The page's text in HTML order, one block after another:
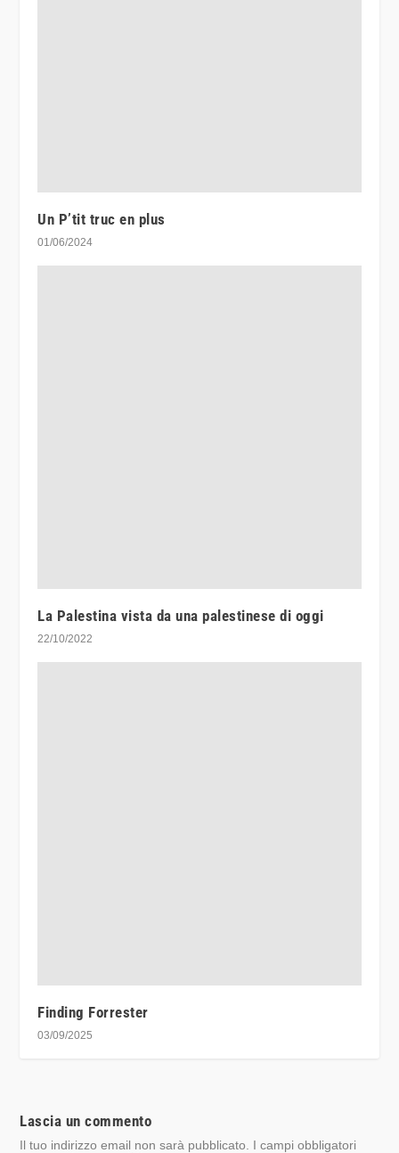
Un P’tit truc en plus
01/06/2024
La Palestina vista da una palestinese di oggi
22/10/2022
Finding Forrester
03/09/2025
Lascia un commento
Il tuo indirizzo email non sarà pubblicato. I campi obbligatori